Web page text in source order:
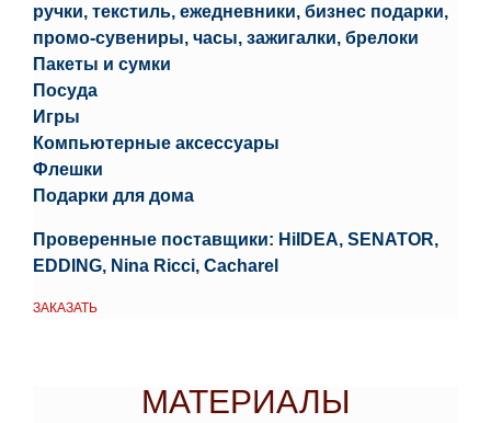
ручки, текстиль, ежедневники, бизнес подарки,
промо-сувениры, часы, зажигалки, брелоки
Пакеты и сумки
Посуда
Игры
Компьютерные аксессуары
Флешки
Подарки для дома
Проверенные поставщики: HiIDEA, SENATOR,
EDDING, Nina Ricci, Cacharel
ЗАКАЗАТЬ
МАТЕРИАЛЫ